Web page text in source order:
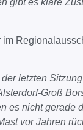
gibt es klare
letzten
Groß
es nicht gerade
vor Jahren